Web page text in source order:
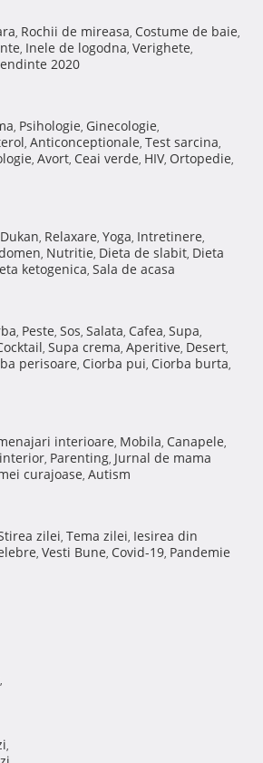
, Rochii de mireasa, Costume de baie,
, Inele de logodna, Verighete,
2020
, Psihologie, Ginecologie,
, Anticonceptionale, Test sarcina,
, Avort, Ceai verde, HIV, Ortopedie,
, Relaxare, Yoga, Intretinere,
, Nutritie, Dieta de slabit, Dieta
ketogenica, Sala de acasa
, Peste, Sos, Salata, Cafea, Supa,
, Supa crema, Aperitive, Desert,
perisoare, Ciorba pui, Ciorba burta,
interioare, Mobila, Canapele,
, Parenting, Jurnal de mama
curajoase, Autism
zilei, Tema zilei, Iesirea din
, Vesti Bune, Covid-19, Pandemie
,
,